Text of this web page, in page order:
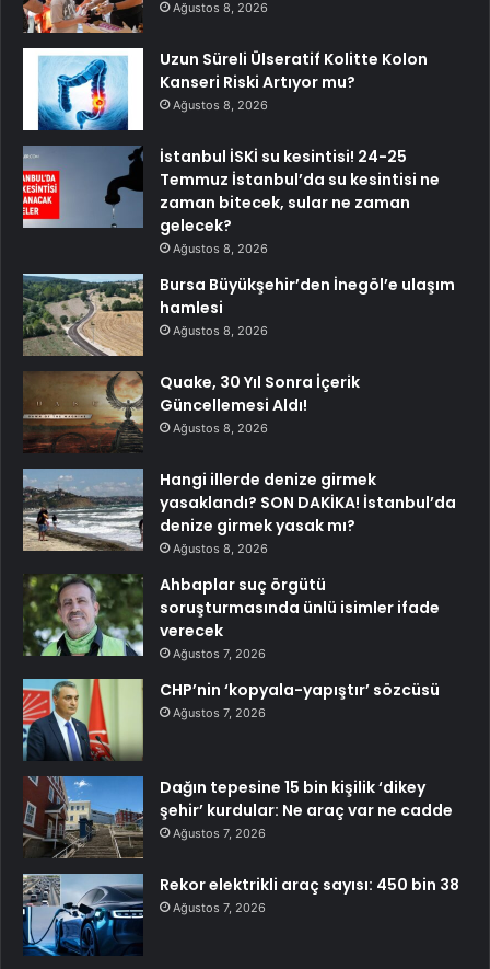
Ağustos 8, 2026
Uzun Süreli Ülseratif Kolitte Kolon
Kanseri Riski Artıyor mu?
Ağustos 8, 2026
İstanbul İSKİ su kesintisi! 24-25
Temmuz İstanbul’da su kesintisi ne
zaman bitecek, sular ne zaman
gelecek?
Ağustos 8, 2026
Bursa Büyükşehir’den İnegöl’e ulaşım
hamlesi
Ağustos 8, 2026
Quake, 30 Yıl Sonra İçerik
Güncellemesi Aldı!
Ağustos 8, 2026
Hangi illerde denize girmek
yasaklandı? SON DAKİKA! İstanbul’da
denize girmek yasak mı?
Ağustos 8, 2026
Ahbaplar suç örgütü
soruşturmasında ünlü isimler ifade
verecek
Ağustos 7, 2026
CHP’nin ‘kopyala-yapıştır’ sözcüsü
Ağustos 7, 2026
Dağın tepesine 15 bin kişilik ‘dikey
şehir’ kurdular: Ne araç var ne cadde
Ağustos 7, 2026
Rekor elektrikli araç sayısı: 450 bin 38
Ağustos 7, 2026